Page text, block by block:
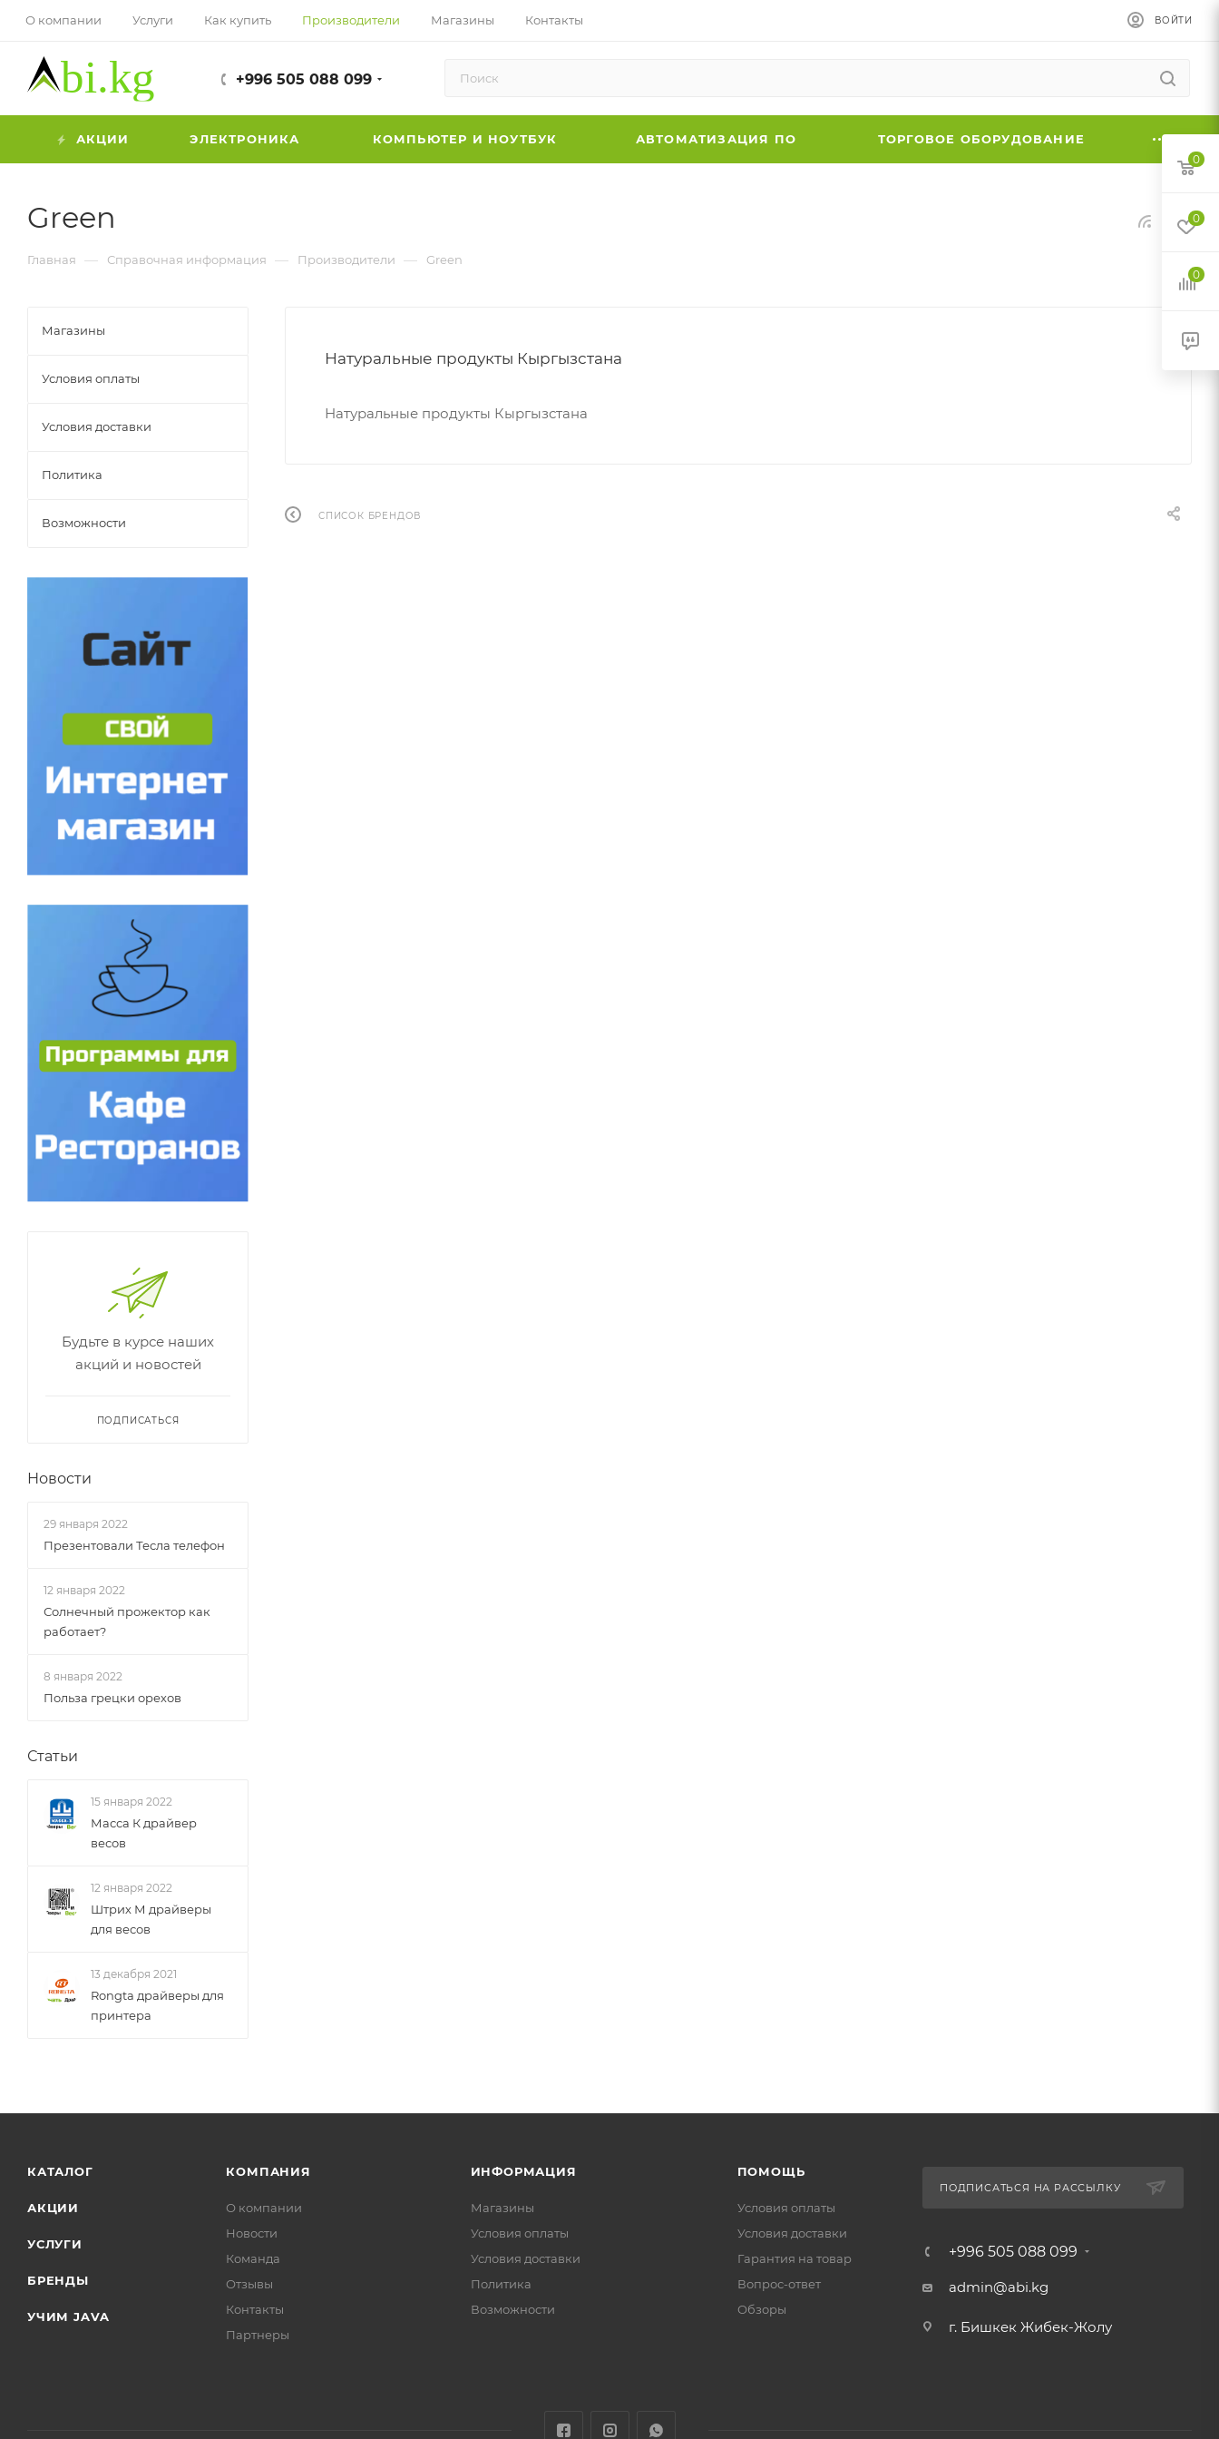
О компании Услуги Как купить Производители Магазины Контакты ВОЙТИ
+996 505 088 099
АКЦИИ ЭЛЕКТРОНИКА КОМПЬЮТЕР И НОУТБУК АВТОМАТИЗАЦИЯ ПО ТОРГОВОЕ ОБОРУДОВАНИЕ
Green
Главная — Справочная информация — Производители — Green
Натуральные продукты Кыргызстана
Натуральные продукты Кыргызстана
СПИСОК БРЕНДОВ
Магазины
Условия оплаты
Условия доставки
Политика
Возможности
Будьте в курсе наших
акций и новостей
ПОДПИСАТЬСЯ
Новости
29 января 2022
Презентовали Тесла телефон
12 января 2022
Солнечный прожектор как
работает?
8 января 2022
Польза грецки орехов
Статьи
15 января 2022
Масса К драйвер
весов
12 января 2022
Штрих М драйверы
для весов
13 декабря 2021
Rongta драйверы для
принтера
КАТАЛОГ
АКЦИИ
УСЛУГИ
БРЕНДЫ
УЧИМ JAVA
КОМПАНИЯ
О компании
Новости
Команда
Отзывы
Контакты
Партнеры
ИНФОРМАЦИЯ
Магазины
Условия оплаты
Условия доставки
Политика
Возможности
ПОМОЩЬ
Условия оплаты
Условия доставки
Гарантия на товар
Вопрос-ответ
Обзоры
ПОДПИСАТЬСЯ НА РАССЫЛКУ
+996 505 088 099
admin@abi.kg
г. Бишкек Жибек-Жолу
0
0
0